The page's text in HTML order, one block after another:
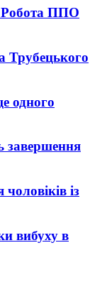
Робота ППО
Трубецького
одного
завершення
із
вибуху в